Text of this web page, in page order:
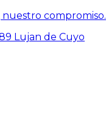
nuestro compromiso.
Lujan de Cuyo